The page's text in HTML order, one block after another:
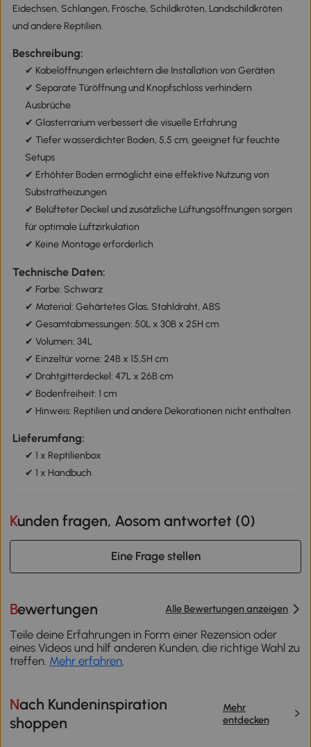
Eidechsen, Schlangen, Frösche, Schildkröten, Landschildkröten
und andere Reptilien.
Beschreibung:
✔ Kabelöffnungen erleichtern die Installation von Geräten
✔ Separate Türöffnung und Knopfschloss verhindern
Ausbrüche
✔ Glasterrarium verbessert die visuelle Erfahrung
✔ Tiefer wasserdichter Boden, 5,5 cm, geeignet für feuchte
Setups
✔ Erhöhter Boden ermöglicht eine effektive Nutzung von
Substratheizungen
✔ Belüfteter Deckel und zusätzliche Lüftungsöffnungen sorgen
für optimale Luftzirkulation
✔ Keine Montage erforderlich
Technische Daten:
✔ Farbe: Schwarz
✔ Material: Gehärtetes Glas, Stahldraht, ABS
✔ Gesamtabmessungen: 50L x 30B x 25H cm
✔ Volumen: 34L
✔ Einzeltür vorne: 24B x 15,5H cm
✔ Drahtgitterdeckel: 47L x 26B cm
✔ Bodenfreiheit: 1 cm
✔ Hinweis: Reptilien und andere Dekorationen nicht enthalten
Lieferumfang:
✔ 1 x Reptilienbox
✔ 1 x Handbuch
Kunden fragen, Aosom antwortet (0)
Eine Frage stellen
Bewertungen Alle Bewertungen anzeigen
Teile deine Erfahrungen in Form einer Rezension oder
eines Videos und hilf anderen Kunden, die richtige Wahl zu
treffen. Mehr erfahren.
Nach Kundeninspiration
shoppen
Mehr
entdecken